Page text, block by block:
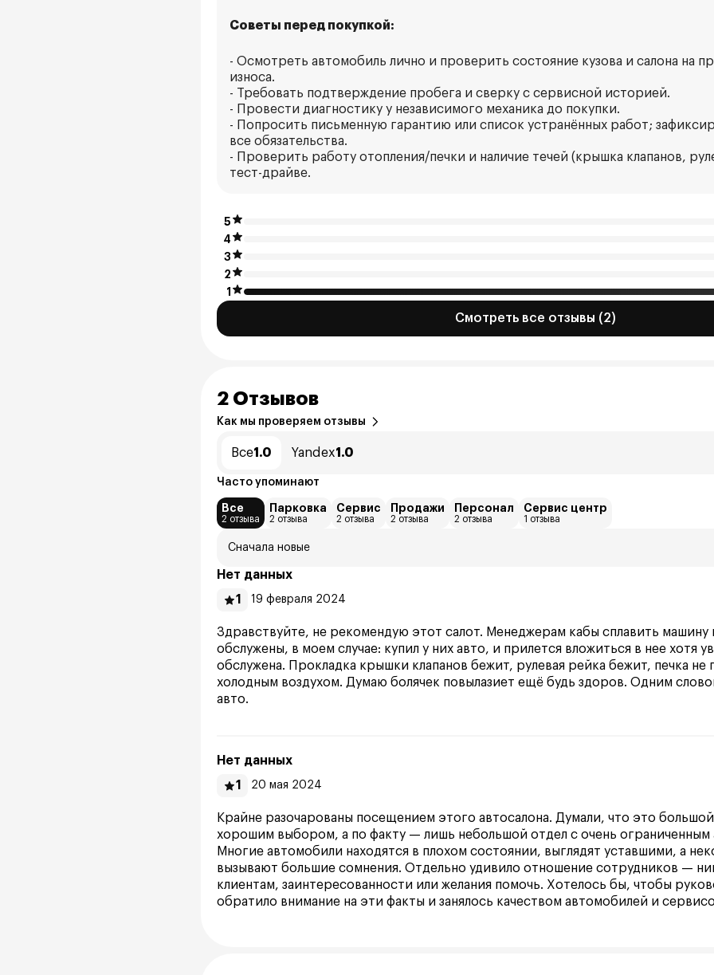
Советы перед покупкой:
- Осмотреть автомобиль лично и проверить состояние кузова и салона на
износа.
- Требовать подтверждение пробега и сверку с сервисной историей.
- Провести диагностику у независимого механика до покупки.
- Попросить письменную гарантию или список устранённых работ;
все обязательства.
- Проверить работу отопления/печки и наличие течей (крышка клапанов,
тест-драйве.
5
4
3
2
1
Смотреть все отзывы (2)
2 Отзывов
Как мы проверяем отзывы
Все1.0 Yandex1.0
Часто упоминают
Все
2 отзыва
Парковка
2 отзыва
Сервис
2 отзыва
Продажи
2 отзыва
Персонал
2 отзыва
Сервис центр
1 отзыва
Сначала новые
Нет данных
1
19 февраля 2024
Здравствуйте, не рекомендую этот салот. Менеджерам кабы сплавить машину
обслужены, в моем случае: купил у них авто, и прилется вложиться в нее хотя
обслужена. Прокладка крышки клапанов бежит, рулевая рейка бежит, печка не
холодным воздухом. Думаю болячек повылазиет ещё будь здоров. Одним
авто.
Нет данных
1
20 мая 2024
Крайне разочарованы посещением этого автосалона. Думали, что это
хорошим выбором, а по факту — лишь небольшой отдел с очень
Многие автомобили находятся в плохом состоянии, выглядят уставшими, а
вызывают большие сомнения. Отдельно удивило отношение сотрудников —
клиентам, заинтересованности или желания помочь. Хотелось бы, чтобы
обратило внимание на эти факты и занялось качеством автомобилей и